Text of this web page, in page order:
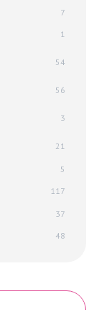
7
1
54
56
3
21
5
117
37
48